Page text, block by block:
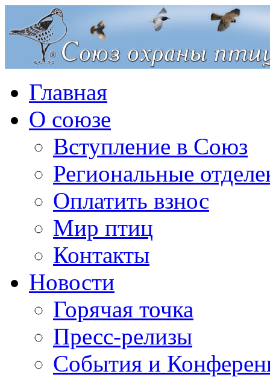
Главная
О союзе
Вступление в Союз
Региональные
Оплатить взнос
Мир птиц
Контакты
Новости
Горячая точка
Пресс-релизы
События и